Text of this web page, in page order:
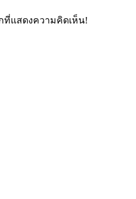
ที่แสดงความคิดเห็น!